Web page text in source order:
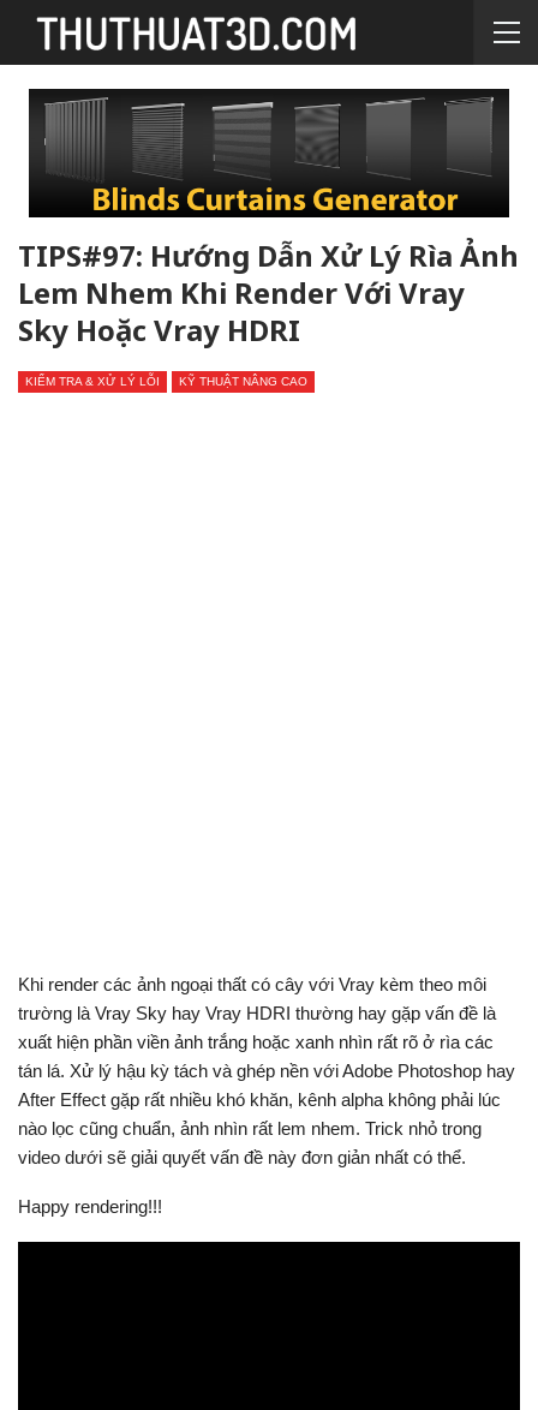
TIPS#97: Hướng Dẫn Xử Lý Rìa Ảnh
Lem Nhem Khi Render Với Vray
Sky Hoặc Vray HDRI
KIỂM TRA & XỬ LÝ LỖI KỸ THUẬT NÂNG CAO
Khi render các ảnh ngoại thất có cây với Vray kèm theo môi
trường là Vray Sky hay Vray HDRI thường hay gặp vấn đề là
xuất hiện phần viền ảnh trắng hoặc xanh nhìn rất rõ ở rìa các
tán lá. Xử lý hậu kỳ tách và ghép nền với Adobe Photoshop hay
After Effect gặp rất nhiều khó khăn, kênh alpha không phải lúc
nào lọc cũng chuẩn, ảnh nhìn rất lem nhem. Trick nhỏ trong
video dưới sẽ giải quyết vấn đề này đơn giản nhất có thể.
Happy rendering!!!